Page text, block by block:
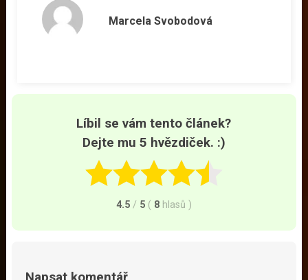
Marcela Svobodová
Líbil se vám tento článek?
Dejte mu 5 hvězdiček. :)
4.5 / 5 ( 8 hlasů )